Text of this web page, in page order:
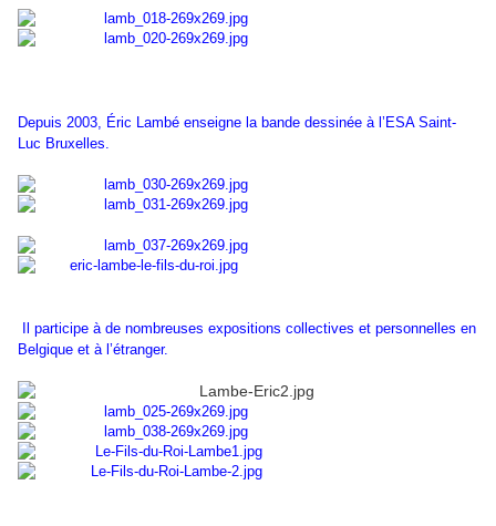
Depuis 2003, Éric Lambé enseigne la bande dessinée à l’ESA Saint-
Luc Bruxelles.
Il participe à de nombreuses expositions collectives et personnelles en
Belgique et à l’étranger.